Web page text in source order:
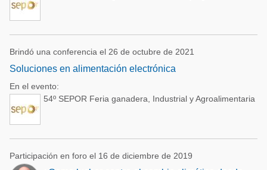
Brindó una conferencia el 26 de octubre de 2021
Soluciones en alimentación electrónica
En el evento:
54º SEPOR Feria ganadera, Industrial y Agroalimentaria
Participación en foro el 16 de diciembre de 2019